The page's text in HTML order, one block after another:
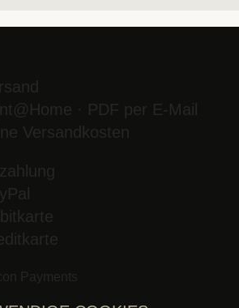
· PDF per E-Mail
Versandkosten